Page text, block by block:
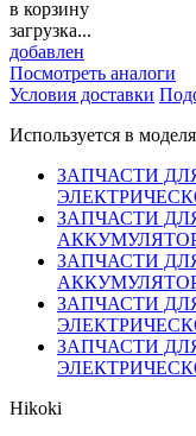
в корзину
загрузка...
добавлен
Посмотреть аналоги
Условия доставки
Используется в
ЗАПЧАСТИ
ЗАПЧАСТИ
ЗАПЧАСТИ
ЗАПЧАСТИ
ЗАПЧАСТИ
Hikoki